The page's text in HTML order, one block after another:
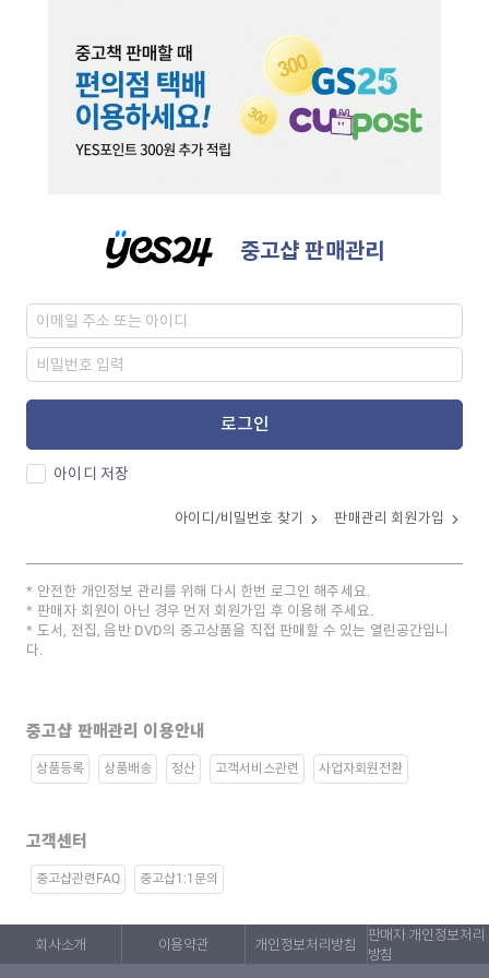
중고샵 판매관리
로그인
아이디 저장
아이디/비밀번호 찾기 판매관리 회원가입
안전한 개인정보 관리를 위해 다시 한번 로그인 해주세요.
판매자 회원이 아닌 경우 먼저 회원가입 후 이용해 주세요.
도서, 전집, 음반 DVD의 중고상품을 직접 판매할 수 있는 열린공간입니
다.
중고샵 판매관리 이용안내
상품등록 상품배송 정산 고객서비스관련 사업자회원전환
고객센터
중고샵관련FAQ 중고샵1:1문의
회사소개 이용약관 개인정보처리방침
판매자 개인정보처리
방침